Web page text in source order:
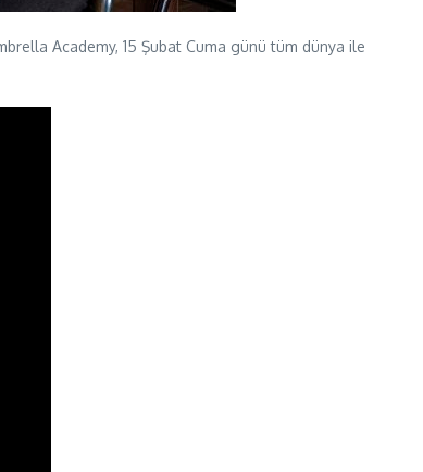
Academy, 15 Şubat Cuma günü tüm dünya ile